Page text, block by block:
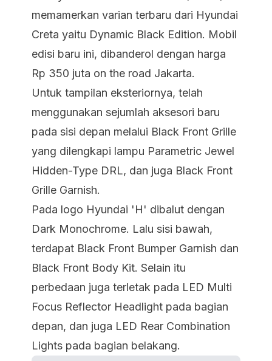
memamerkan varian terbaru dari Hyundai
Creta yaitu Dynamic Black Edition. Mobil
edisi baru ini, dibanderol dengan harga
Rp 350 juta on the road Jakarta.
Untuk tampilan eksteriornya, telah
menggunakan sejumlah aksesori baru
pada sisi depan melalui Black Front Grille
yang dilengkapi lampu Parametric Jewel
Hidden-Type DRL, dan juga Black Front
Grille Garnish.
Pada logo Hyundai 'H' dibalut dengan
Dark Monochrome. Lalu sisi bawah,
terdapat Black Front Bumper Garnish dan
Black Front Body Kit. Selain itu
perbedaan juga terletak pada LED Multi
Focus Reflector Headlight pada bagian
depan, dan juga LED Rear Combination
Lights pada bagian belakang.